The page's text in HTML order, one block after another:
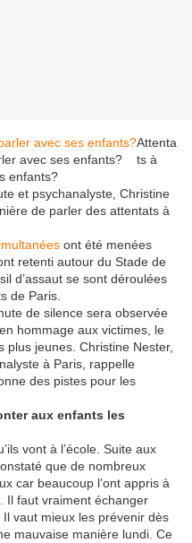
avec ses enfants?
Attenta
ts à
enfants?
et psychanalyste, Christine
de parler des attentats à
ont été menées
retenti autour du Stade de
d’assaut se sont déroulées
de Paris.
de silence sera observée
hommage aux victimes, le
jeunes. Christine Nester,
à Paris, rappelle
des pistes pour les
aux enfants les
vont à l’école. Suite aux
que de nombreux
car beaucoup l’ont appris à
Il faut vraiment échanger
vaut mieux les prévenir dès
mauvaise manière lundi. Ce